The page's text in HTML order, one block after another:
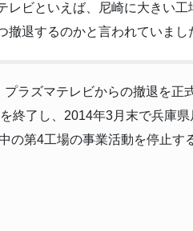
レビといえば、尼崎に大きい
撤退するのかと言われていまし
ラズマテレビからの撤退を正
終了し、2014年3月末で兵庫
の第4工場の事業活動を停止す